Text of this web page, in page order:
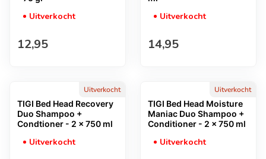
Uitverkocht
Normale prijs
12,95
Uitverkocht
Normale prijs
14,95
Uitverkocht
TIGI Bed Head Recovery
Duo Shampoo +
Condtioner - 2 x 750 ml
Uitverkocht
Uitverkocht
TIGI Bed Head Moisture
Maniac Duo Shampoo +
Conditioner - 2 x 750 ml
Uitverkocht